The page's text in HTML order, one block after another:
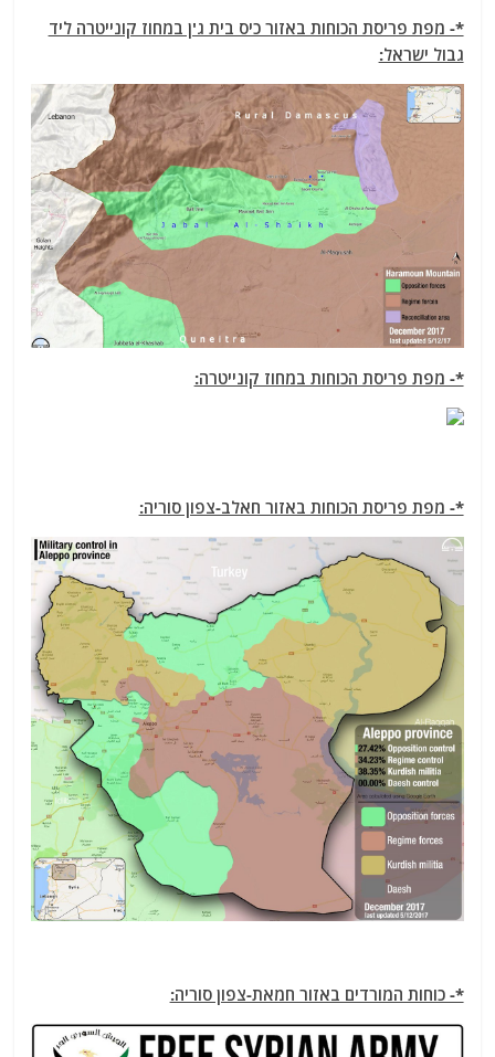
*- מפת פריסת הכוחות באזור כיס בית ג'ן במחוז קונייטרה ליד
גבול ישראל:
*- מפת פריסת הכוחות במחוז קונייטרה:
*- מפת פריסת הכוחות באזור חאלב-צפון סוריה:
*- כוחות המורדים באזור חמאת-צפון סוריה: